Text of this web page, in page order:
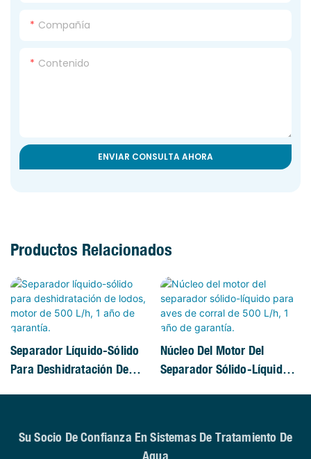
Compañía
Contenido
ENVIAR CONSULTA AHORA
Productos Relacionados
Separador Líquido-Sólido
Para Deshidratación De
Núcleo Del Motor Del
Separador Sólido-Líquido
Su Socio De Confianza En Sistemas De Tratamiento De
Agua